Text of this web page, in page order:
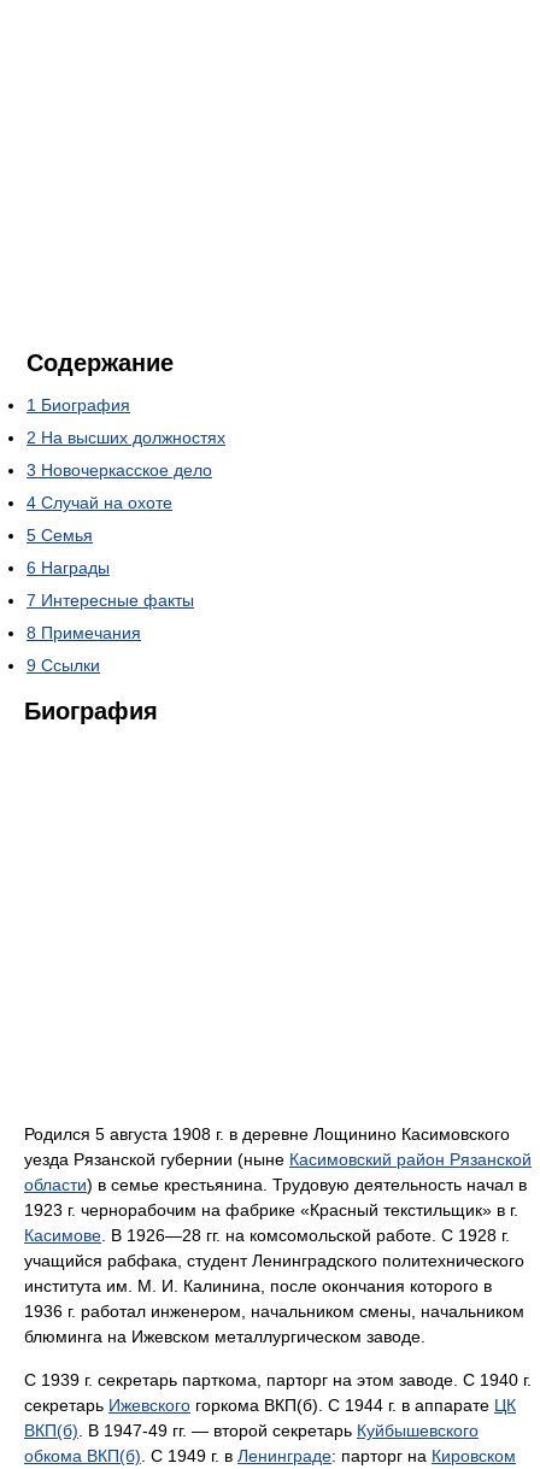
Содержание
1 Биография
2 На высших должностях
3 Новочеркасское дело
4 Случай на охоте
5 Семья
6 Награды
7 Интересные факты
8 Примечания
9 Ссылки
Биография
Родился 5 августа 1908 г. в деревне Лощинино Касимовского
уезда Рязанской губернии (ныне Касимовский район Рязанской
области) в семье крестьянина. Трудовую деятельность начал в
1923 г. чернорабочим на фабрике «Красный текстильщик» в г.
Касимове . В 1926—28 гг. на комсомольской работе. С 1928 г.
учащийся рабфака, студент Ленинградского политехнического
института им. М. И. Калинина, после окончания которого в
1936 г. работал инженером, начальником смены, начальником
блюминга на Ижевском металлургическом заводе.
С 1939 г. секретарь парткома, парторг на этом заводе. С 1940 г.
секретарь Ижевского горкома ВКП(б). С 1944 г. в аппарате ЦК
ВКП(б) . В 1947-49 гг. — второй секретарь Куйбышевского
обкома ВКП(б) . С 1949 г. в Ленинграде: парторг на Кировском